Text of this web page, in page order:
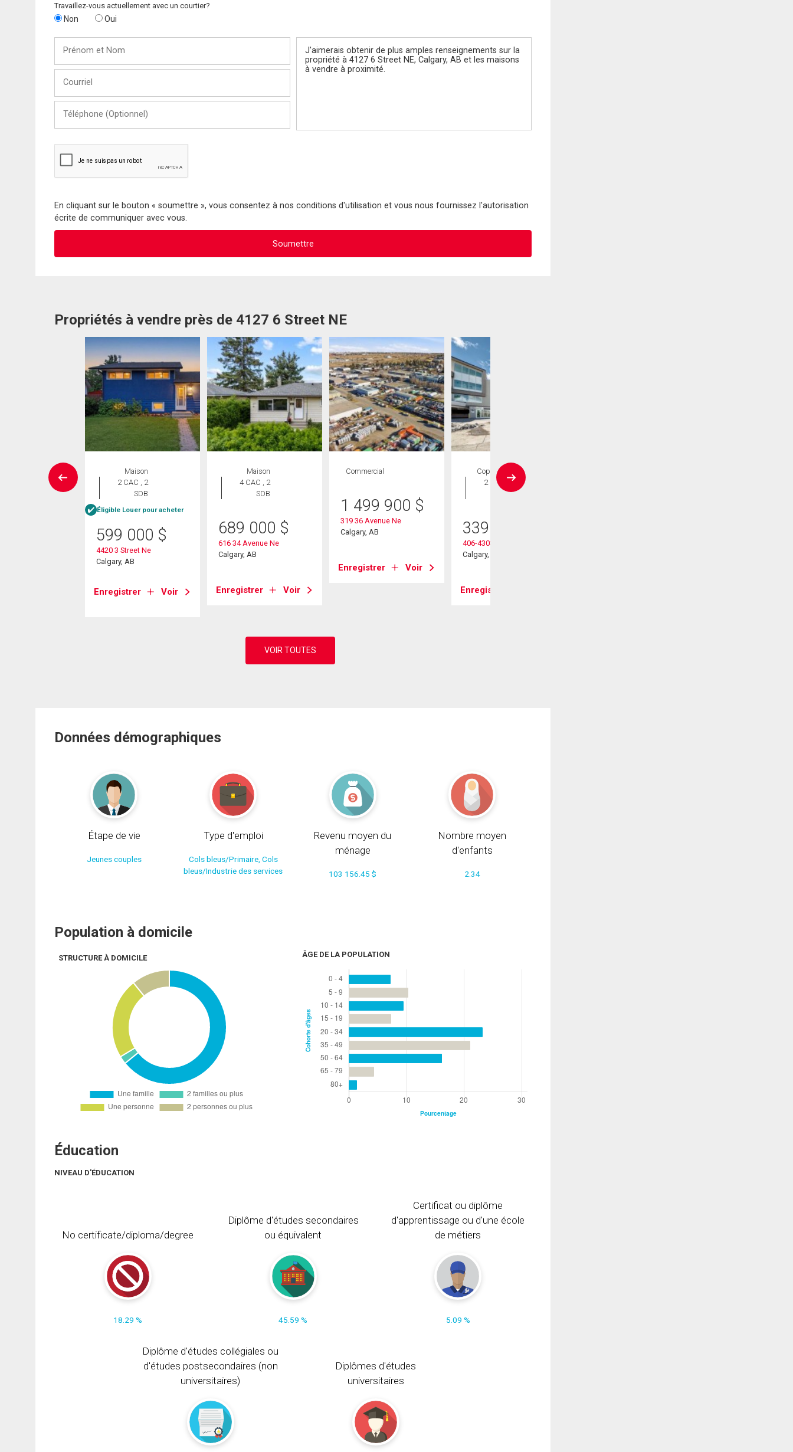
Travaillez-vous actuellement avec un courtier?
Non Oui
Nom
(Optionnel)
En cliquant sur le bouton « soumettre », vous consentez à nos conditions d'utilisation et vous nous fournissez l'autorisation
écrite de communiquer avec vous.
Propriétés à vendre près de 4127 6 Street NE
Maison
2 CAC , 2
SDB
Éligible Louer pour acheter
599 000 $
4420 3 Street Ne
Calgary, AB
Enregistrer Voir
Maison
4 CAC , 2
SDB
689 000 $
616 34 Avenue Ne
Calgary, AB
Enregistrer Voir
Commercial
1 499 900 $
319 36 Avenue Ne
Calgary, AB
Enregistrer Voir
Copropriété
2 CAC , 2
SDB
339 000
406-4303 1 Street Ne
Calgary, AB
Enregistrer
Données démographiques
Étape de vie
Jeunes couples
Type d'emploi
Cols bleus/Primaire, Cols
bleus/Industrie des services
Revenu moyen du
ménage
103 156.45 $
Nombre moyen
d'enfants
2.34
Population à domicile
STRUCTURE À DOMICILE ÂGE DE LA POPULATION
Éducation
NIVEAU D'ÉDUCATION
No certificate/diploma/degree
18.29 %
Diplôme d'études secondaires
ou équivalent
45.59 %
Certificat ou diplôme
d'apprentissage ou d'une école
de métiers
5.09 %
Diplôme d'études collégiales ou
d'études postsecondaires (non
universitaires)
Diplômes d'études
universitaires